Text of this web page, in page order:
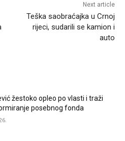
Next article
Teška saobraćajka u Crnoj
rijeci, sudarili se kamion i
auto
žestoko opleo po vlasti i traži
posebnog fonda